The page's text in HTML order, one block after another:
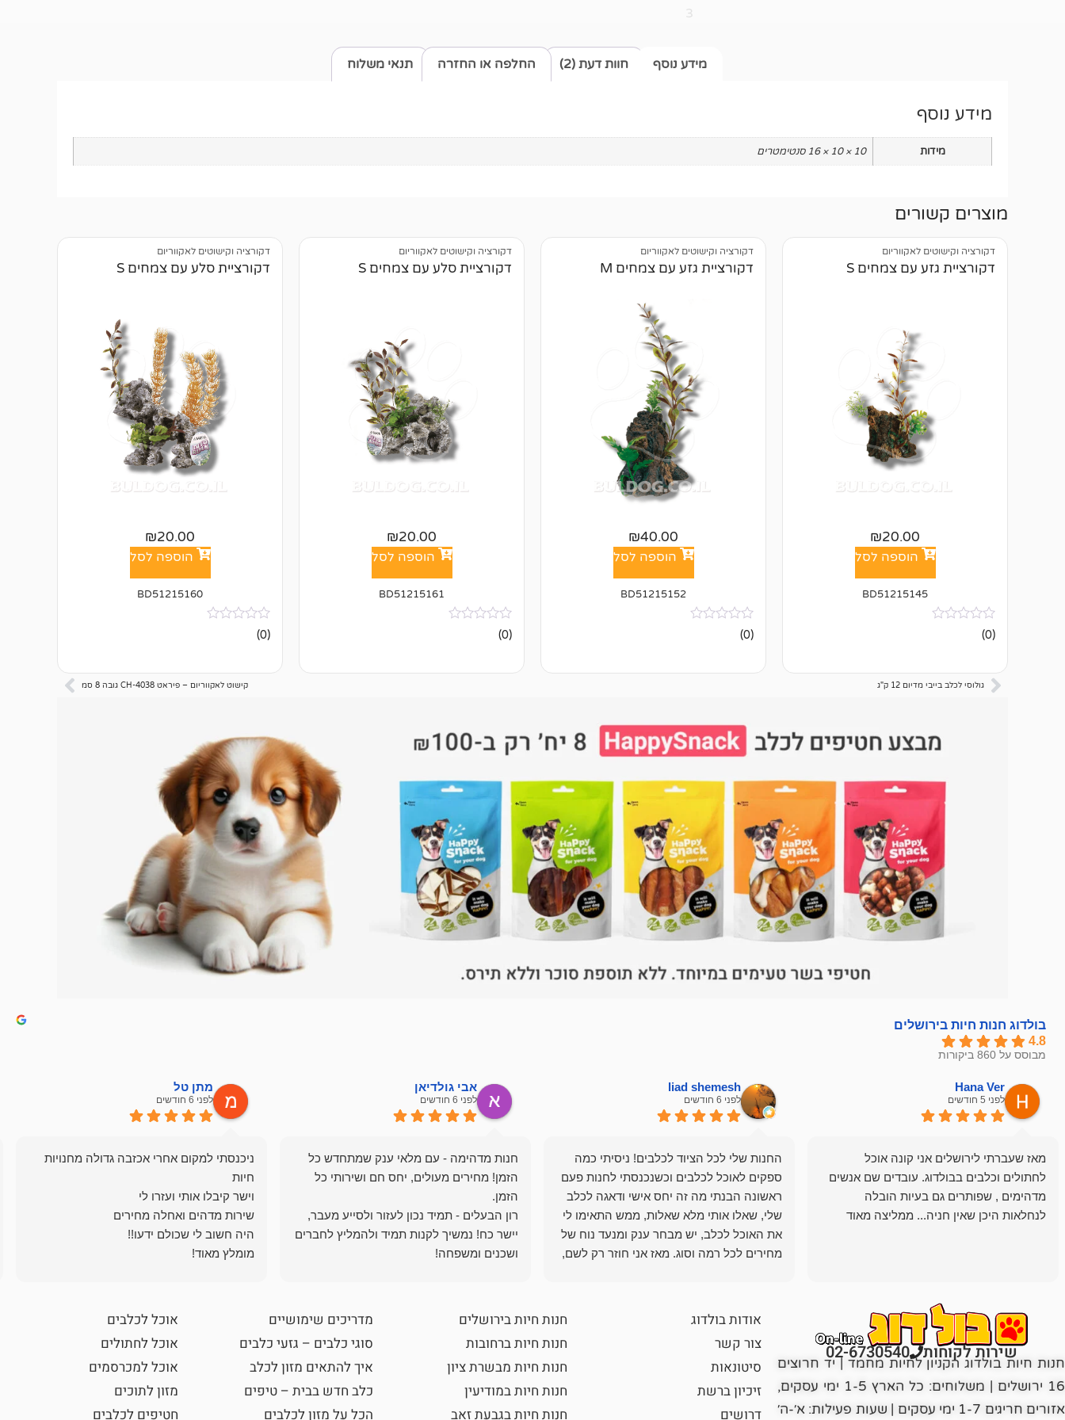
3
מידע נוסף תנאי משלוח חוות דעת (2) החלפה או החזרה
מידע נוסף
מידות 10 × 10 × 16 סנטימטרים
מוצרים קשורים
דקורציה וקישוטים לאקווריום
דקורציית גזע עם צמחים S
₪20.00
הוספה לסל
BD51215145
אין
ביקורות
(0)
דקורציה וקישוטים לאקווריום
דקורציית גזע עם צמחים M
₪40.00
הוספה לסל
BD51215152
אין
ביקורות
(0)
דקורציה וקישוטים לאקווריום
דקורציית סלע עם צמחים S
₪20.00
הוספה לסל
BD51215161
אין
ביקורות
(0)
דקורציה וקישוטים לאקווריום
דקורציית סלע עם צמחים S
₪20.00
הוספה לסל
BD51215160
אין
ביקורות
(0)
גולוסי לכלב בייבי מדיום 12 ק"ג קישוט לאקווריום – פיראט CH-4038 גובה 8 סמ
בולדוג חנות חיות בירושלים
4.8
מבוסס על 860 ביקורות
Hana Ver
לפני 5 חודשים
מאז שעברתי לירושלים אני קונה אוכל
לחתולים וכלבים בבולדוג. עובדים שם אנשים
מדהימים , שפותרים גם בעיות הובלה
לנחלאות היכן שאין חניה... ממליצה מאוד
liad shemesh
לפני 6 חודשים
החנות שלי לכל הציוד לכלבים! ניסיתי כמה
ספקים לאוכל לכלבים וכשנכנסתי לחנות פעם
ראשונה הבנתי מה זה יחס אישי ודאגה לכלב
שלי, שאלו אותי מלא שאלות, ממש התאימו לי
את האוכל לכלב, יש מבחר ענק ומנעד נוח של
מחירים לכל רמה וסוג. מאז אני חוזר רק לשם,
אבי גולדיאן
לפני 6 חודשים
חנות מדהימה - עם מלאי ענק שמתחדש כל
הזמן! מחירים מעולים, יחס חם ושירותי כל
רון הבעלים - תמיד נכון לעזור ולסייע מעבר,
יישר כח! נמשיך לקנות תמיד ולהמליץ לחברים
ושכנים ומשפחה!
מתן טל
לפני 6 חודשים
ניכנסתי למקום אחרי אכזבה גדולה מחנויות
מומלץ מאוד!
שירות לקוחות 02-6730540
חנות חיות בולדוג הקניון לחיות מחמד | יד חרוצים
16 ירושלים | משלוחים: כל הארץ 1-5 ימי עסקים,
אזורים חריגים 1-7 ימי עסקים | שעות פעילות: א׳-ה׳
אודות בולדוג
צור קשר
סיטונאות
זיכיון ברשת
דרושים
חנות חיות בירושלים
חנות חיות ברחובות
חנות חיות מבשרת ציון
חנות חיות במודיעין
חנות חיות בגבעת זאב
מדריכים שימושיים
סוגי כלבים – גזעי כלבים
איך להתאים מזון לכלב
כלב חדש בבית – טיפים
הכל על מזון לכלבים
אוכל לכלבים
אוכל לחתולים
אוכל למכרסמים
מזון לתוכים
חטיפים לכלבים